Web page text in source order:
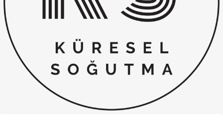
Fırın, Ocak ve Aspiratör
Klima
Kombi